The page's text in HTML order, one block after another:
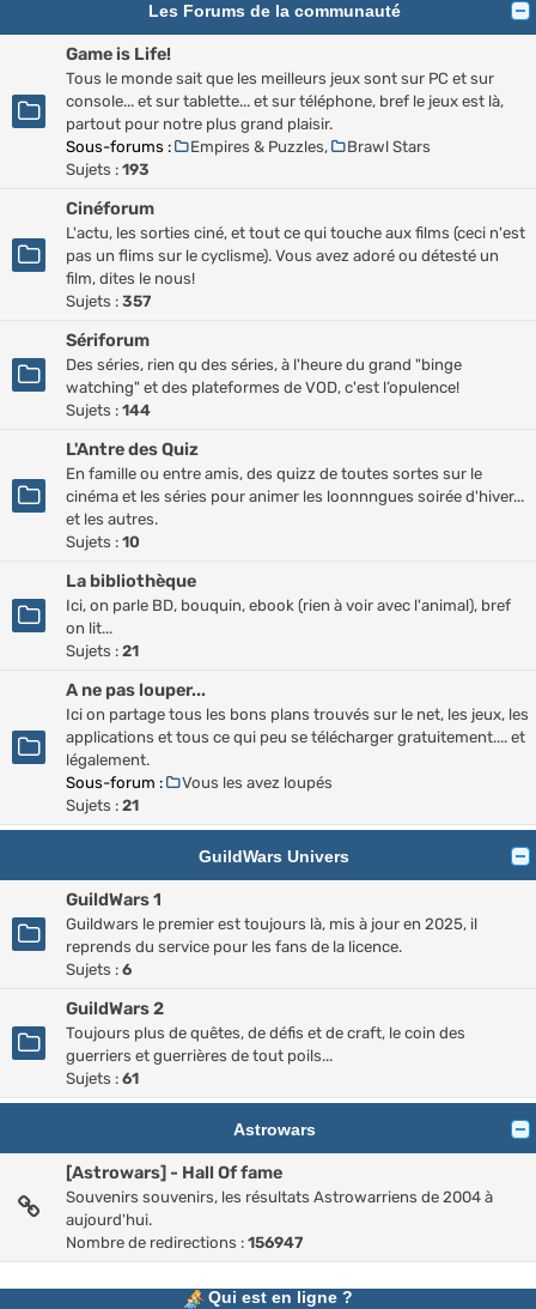
Les Forums de la communauté
Game is Life!
Tous le monde sait que les meilleurs jeux sont sur PC et sur
console... et sur tablette... et sur téléphone, bref le jeux est là,
partout pour notre plus grand plaisir.
Sous-forums :
Empires & Puzzles,
Brawl Stars
Sujets : 193
Cinéforum
L'actu, les sorties ciné, et tout ce qui touche aux films (ceci n'est
pas un flims sur le cyclisme). Vous avez adoré ou détesté un
film, dites le nous!
Sujets : 357
Sériforum
Des séries, rien qu des séries, à l'heure du grand "binge
watching" et des plateformes de VOD, c'est l’opulence!
Sujets : 144
L'Antre des Quiz
En famille ou entre amis, des quizz de toutes sortes sur le
cinéma et les séries pour animer les loonnngues soirée d'hiver...
et les autres.
Sujets : 10
La bibliothèque
Ici, on parle BD, bouquin, ebook (rien à voir avec l'animal), bref
on lit...
Sujets : 21
A ne pas louper...
Ici on partage tous les bons plans trouvés sur le net, les jeux, les
applications et tous ce qui peu se télécharger gratuitement.... et
légalement.
Sous-forum :
Vous les avez loupés
Sujets : 21
GuildWars Univers
GuildWars 1
Guildwars le premier est toujours là, mis à jour en 2025, il
reprends du service pour les fans de la licence.
Sujets : 6
GuildWars 2
Toujours plus de quêtes, de défis et de craft, le coin des
guerriers et guerrières de tout poils...
Sujets : 61
Astrowars
[Astrowars] - Hall Of fame
Souvenirs souvenirs, les résultats Astrowarriens de 2004 à
aujourd'hui.
Nombre de redirections : 156947
Qui est en ligne ?